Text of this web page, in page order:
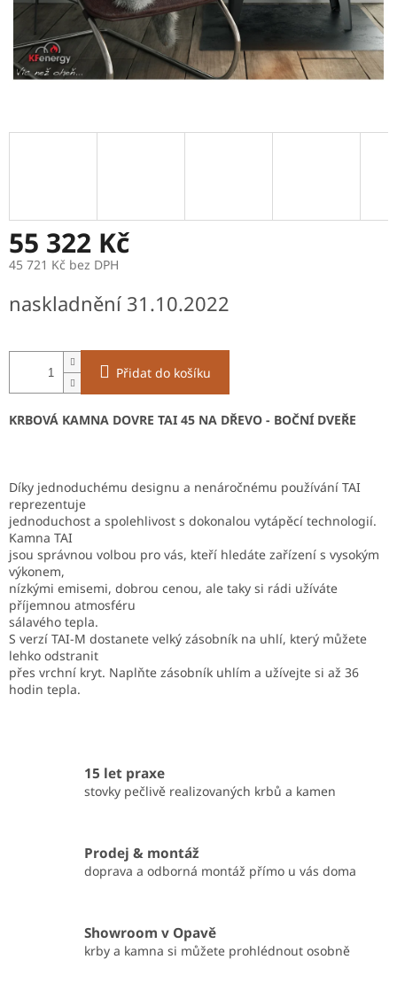
55 322 Kč
45 721 Kč bez DPH
cena:
naskladnění 31.10.2022
Přidat do košíku
KRBOVÁ KAMNA DOVRE TAI 45 NA DŘEVO - BOČNÍ DVEŘE
Díky jednoduchému designu a nenáročnému používání TAI
reprezentuje
jednoduchost a spolehlivost s dokonalou vytápěcí technologií.
Kamna TAI
jsou správnou volbou pro vás, kteří hledáte zařízení s vysokým
výkonem,
nízkými emisemi, dobrou cenou, ale taky si rádi užíváte
příjemnou atmosféru
sálavého tepla.
S verzí TAI-M dostanete velký zásobník na uhlí, který můžete
lehko odstranit
přes vrchní kryt. Naplňte zásobník uhlím a užívejte si až 36
hodin tepla.
15 let praxe
stovky pečlivě realizovaných krbů a kamen
Prodej & montáž
doprava a odborná montáž přímo u vás doma
Showroom v Opavě
krby a kamna si můžete prohlédnout osobně